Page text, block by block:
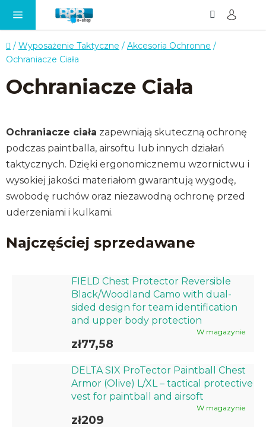
Home
/ Wyposażenie Taktyczne / Akcesoria Ochronne /
Ochraniacze Ciała
Ochraniacze Ciała
Ochraniacze ciała zapewniają skuteczną ochronę
podczas paintballa, airsoftu lub innych działań
taktycznych. Dzięki ergonomicznemu wzornictwu i
wysokiej jakości materiałom gwarantują wygodę,
swobodę ruchów oraz niezawodną ochronę przed
uderzeniami i kulkami.
Najczęściej sprzedawane
FIELD Chest Protector Reversible
Black/Woodland Camo with dual-
sided design for team identification
and upper body protection
W magazynie
zł77,58
DELTA SIX ProTector Paintball Chest
Armor (Olive) L/XL – tactical protective
vest for paintball and airsoft
W magazynie
zł209